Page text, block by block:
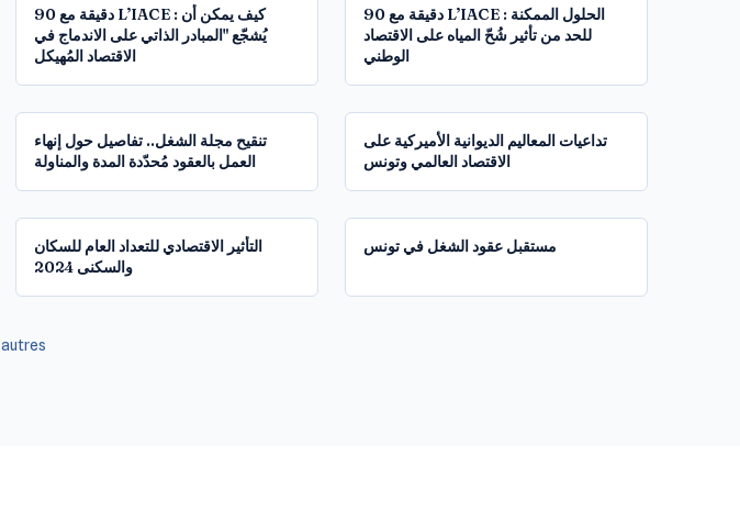
90 دقيقة مع L’IACE : كيف يمكن أن
يُشجّع "المبادر الذاتي على الاندماج في
الاقتصاد المُهيكل
90 دقيقة مع L’IACE : الحلول الممكنة
للحد من تأثير شُحّ المياه على الاقتصاد
الوطني
تنقيح مجلة الشغل.. تفاصيل حول إنهاء
العمل بالعقود مُحدّدة المدة والمناولة
تداعيات المعاليم الديوانية الأميركية على
الاقتصاد العالمي وتونس
التأثير الاقتصادي للتعداد العام للسكان
والسكنى 2024
مستقبل عقود الشغل في تونس
autres